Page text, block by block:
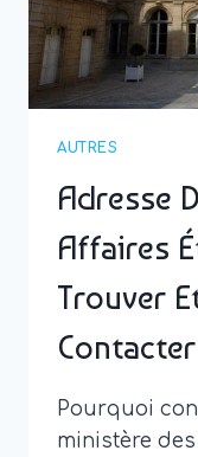
AUTRES
Adresse
Affaires
Trouver
Contacter
Pourquoi
ministère